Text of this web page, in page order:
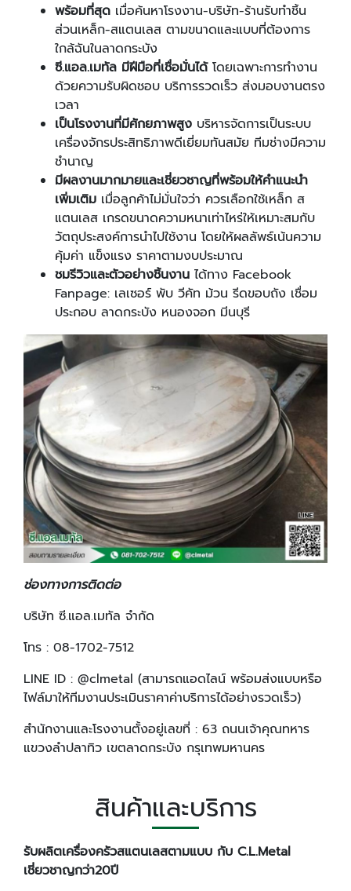
พร้อมที่สุด เมื่อค้นหาโรงงาน-บริษัท-ร้านรับทำชิ้น
ส่วนเหล็ก-สแตนเลส ตามขนาดและแบบที่ต้องการ
ใกล้ฉันในลาดกระบัง
ซี.แอล.เมทัล มีฝีมือที่เชื่อมั่นได้โดยเฉพาะการทำงาน
ด้วยความรับผิดชอบ บริการรวดเร็ว ส่งมอบงานตรง
เวลา
เป็นโรงงานที่มีศักยภาพสูง บริหารจัดการเป็นระบบ
เครื่องจักรประสิทธิภาพดีเยี่ยมทันสมัย ทีมช่างมีความ
ชำนาญ
มีผลงานมากมายและเชี่ยวชาญที่พร้อมให้คำแนะนำ
เพิ่มเติม เมื่อลูกค้าไม่มั่นใจว่า ควรเลือกใช้เหล็ก ส
แตนเลส เกรดขนาดความหนาเท่าไหร่ให้เหมาะสมกับ
วัตถุประสงค์การนำไปใช้งาน โดยให้ผลลัพธ์เน้นความ
คุ้มค่า แข็งแรง ราคาตามงบประมาณ
ชมรีวิวและตัวอย่างชิ้นงาน ได้ทาง Facebook
Fanpage: เลเซอร์ พับ วีคัท ม้วน รีดขอบถัง เชื่อม
ประกอบ ลาดกระบัง หนองจอก มีนบุรี
ช่องทางการติดต่อ
บริษัท ซี.แอล.เมทัล จำกัด
โทร : 08-1702-7512
LINE ID : @clmetal (สามารถแอดไลน์ พร้อมส่งแบบหรือ
ไฟล์มาให้ทีมงานประเมินราคาค่าบริการได้อย่างรวดเร็ว)
สำนักงานและโรงงานตั้งอยู่เลขที่ : 63 ถนนเจ้าคุณทหาร
แขวงลำปลาทิว เขตลาดกระบัง กรุเทพมหานคร
สินค้าและบริการ
รับผลิตเครื่องครัวสแตนเลสตามแบบ กับ C.L.Metal
เชี่ยวชาญกว่า20ปี